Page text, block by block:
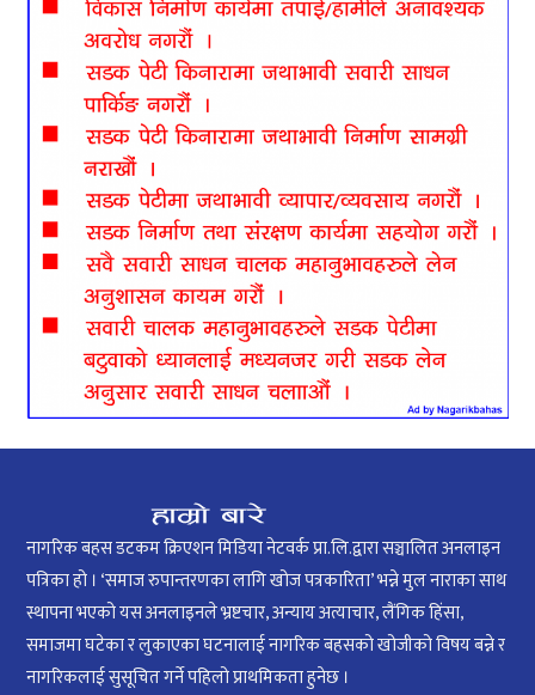
नागरिक बहस डटकम क्रिएशन मिडिया नेटवर्क प्रा.लि.द्वारा सञ्चालित अनलाइन
पत्रिका हो । ‘समाज रुपान्तरणका लागि खोज पत्रकारिता’ भन्ने मुल नाराका साथ
स्थापना भएको यस अनलाइनले भ्रष्टचार, अन्याय अत्याचार, लैंगिक हिंसा,
समाजमा घटेका र लुकाएका घटनालाई नागरिक बहसको खोजीको विषय बन्ने र
नागरिकलाई सुसूचित गर्ने पहिलो प्राथमिकता हुनेछ ।